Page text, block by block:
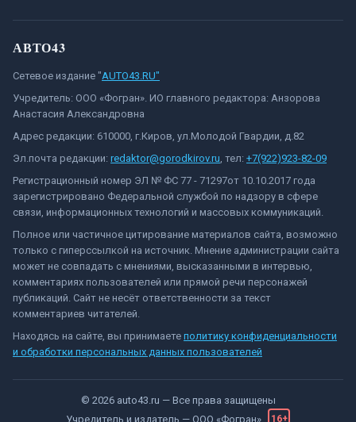
АВТО43
Сетевое издание "AUTO43.RU"
Учредитель: ООО «Фогран». ИО главного редактора: Анзорова
Анастасия Александровна
Адрес редакции: 610000, г.Киров, ул.Молодой Гвардии, д.82
Эл.почта редакции: redaktor@gorodkirov.ru , тел: +7(922)923-82-09
Регистрационный номер ЭЛ № ФС 77 - 71297от 10.10.2017 года
зарегистрировано Федеральной службой по надзору в сфере
связи, информационных технологий и массовых коммуникаций.
Полное или частичное цитирование материалов сайта, возможно
только с гиперссылкой на источник. Мнение администрации сайта
может не совпадать с мнениями, высказанными в интервью,
комментариях пользователей или прямой речи персонажей
публикаций. Сайт не несёт ответственности за текст
комментариев читателей.
Находясь на сайте, вы принимаете политику конфиденциальности
и обработки персональных данных пользователей
© 2026 auto43.ru — Все права защищены
Учредитель и издатель — ООО «Фогран» 16+